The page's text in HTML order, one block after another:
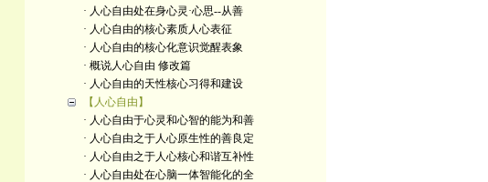
· 人心自由处在身心灵·心思--从善
· 人心自由的核心素质人心表征
· 人心自由的核心化意识觉醒表象
· 概说人心自由 修改篇
· 人心自由的天性核心习得和建设
【人心自由】
· 人心自由于心灵和心智的能为和善
· 人心自由之于人心原生性的善良定
· 人心自由之于人心核心和谐互补性
· 人心自由处在心脑一体智能化的全